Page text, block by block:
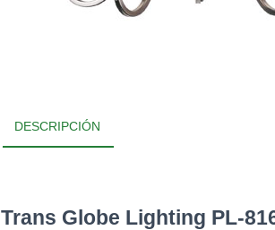
DESCRIPCIÓN
Trans Globe Lighting PL-